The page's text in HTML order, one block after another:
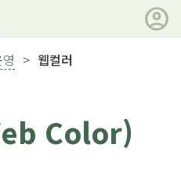
account_circle
> 웹컬러
Color)